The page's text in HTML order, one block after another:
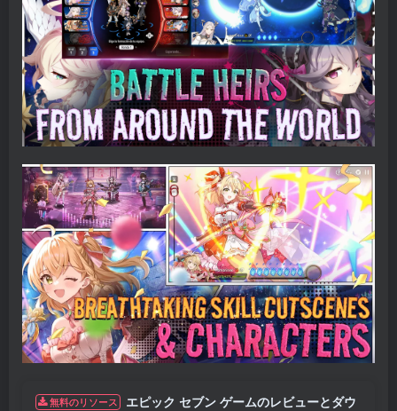
無料のリソース
エピック セブン ゲームのレビューとダウ